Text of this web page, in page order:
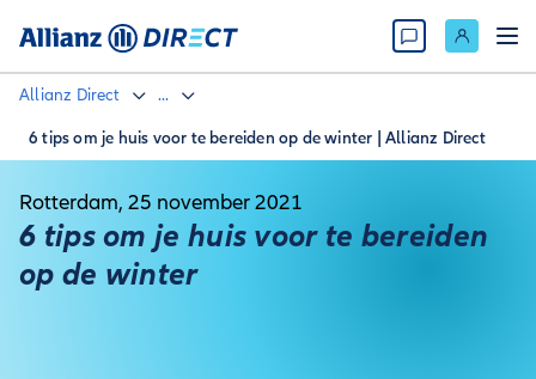
Allianz Direct ...
6 tips om je huis voor te bereiden op de winter | Allianz Direct
Rotterdam, 25 november 2021
6 tips om je huis voor te bereiden
op de winter